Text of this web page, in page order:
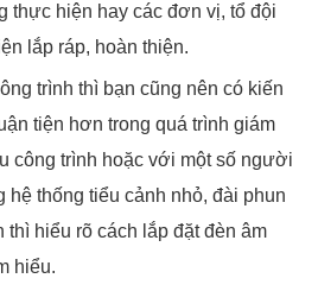
thực hiện hay các đơn vị, tổ đội
lắp ráp, hoàn thiện.
trình thì bạn cũng nên có kiến
tiện hơn trong quá trình giám
công trình hoặc với một số người
hệ thống tiểu cảnh nhỏ, đài phun
hiểu rõ cách lắp đặt đèn âm
hiểu.